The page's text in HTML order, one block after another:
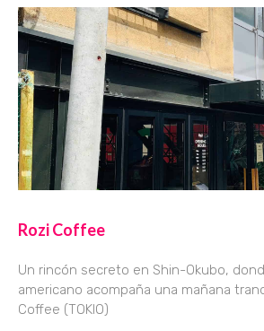
Rozi Coffee
Un rincón secreto en Shin-Okubo,
americano acompaña una mañana
Coffee (TOKIO)